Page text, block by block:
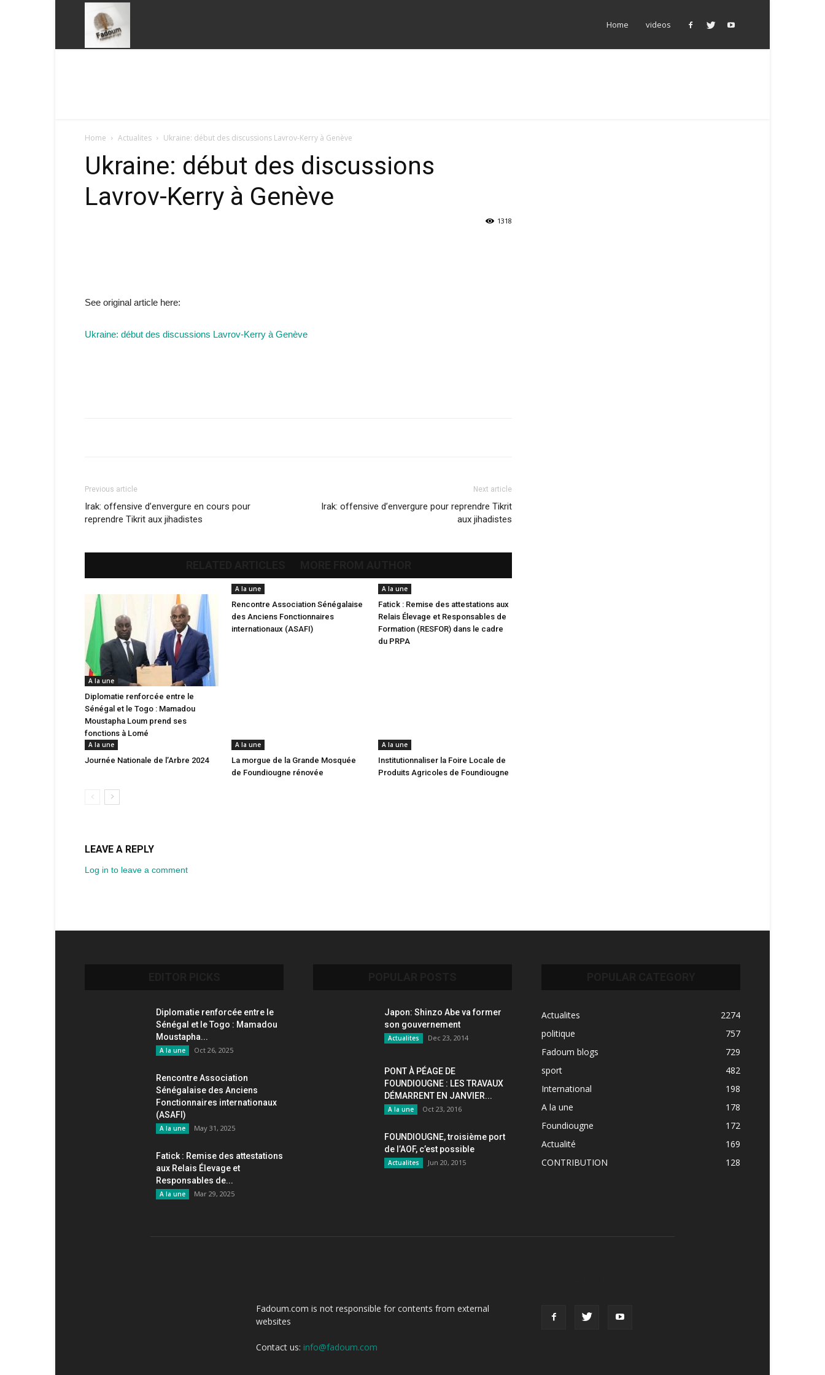
Home videos
Home Actualites Ukraine: début des discussions Lavrov-Kerry à Genève
Ukraine: début des discussions
Lavrov-Kerry à Genève
1318
See original article here:
Ukraine: début des discussions Lavrov-Kerry à Genève
Previous article
Irak: offensive d’envergure en cours pour
reprendre Tikrit aux jihadistes
Next article
Irak: offensive d’envergure pour reprendre Tikrit
aux jihadistes
A la une
Diplomatie renforcée entre le
Sénégal et le Togo : Mamadou
Moustapha Loum prend ses
fonctions à Lomé
A la une
Rencontre Association Sénégalaise
des Anciens Fonctionnaires
internationaux (ASAFI)
A la une
Fatick : Remise des attestations aux
Relais Élevage et Responsables de
Formation (RESFOR) dans le cadre
du PRPA
A la une
Journée Nationale de l’Arbre 2024
A la une
La morgue de la Grande Mosquée
de Foundiougne rénovée
A la une
Institutionnaliser la Foire Locale de
Produits Agricoles de Foundiougne
LEAVE A REPLY
Log in to leave a comment
Diplomatie renforcée entre le
Sénégal et le Togo : Mamadou
Moustapha...
A la une Oct 26, 2025
Rencontre Association
Sénégalaise des Anciens
Fonctionnaires internationaux
(ASAFI)
A la une May 31, 2025
Fatick : Remise des attestations
aux Relais Élevage et
Responsables de...
A la une Mar 29, 2025
Japon: Shinzo Abe va former
son gouvernement
Actualites Dec 23, 2014
PONT À PÉAGE DE
FOUNDIOUGNE : LES TRAVAUX
DÉMARRENT EN JANVIER...
A la une Oct 23, 2016
FOUNDIOUGNE, troisième port
de l’AOF, c’est possible
Actualites Jun 20, 2015
Actualites
2274
politique
757
Fadoum blogs
729
sport
482
International
198
A la une
178
Foundiougne
172
Actualité
169
CONTRIBUTION
128
Fadoum.com is not responsible for contents from external
websites
Contact us: info@fadoum.com